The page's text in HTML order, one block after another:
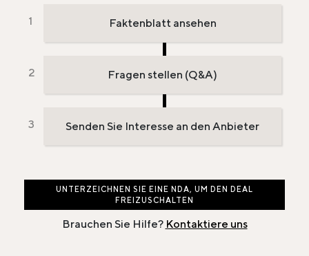
Faktenblatt ansehen
Fragen stellen (Q&A)
Senden Sie Interesse an den Anbieter
UNTERZEICHNEN SIE EINE NDA, UM DEN DEAL
FREIZUSCHALTEN
Brauchen Sie Hilfe? Kontaktiere uns